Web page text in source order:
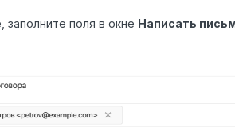
поля в окне Написать